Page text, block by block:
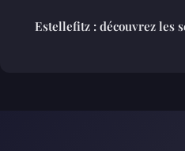
Estellefitz : découvrez les